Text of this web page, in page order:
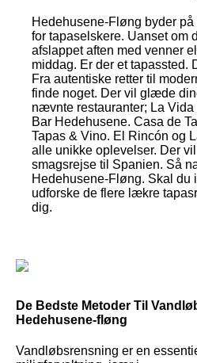
Hedehusene-Fløng byder
for tapaselskere. Uanset om
afslappet aften med venner
middag. Er der et tapassted.
Fra autentiske retter til
finde noget. Der vil glæde
nævnte restauranter; La Vida
Bar Hedehusene. Casa de
Tapas & Vino. El Rincón og
alle unikke oplevelser. Der
smagsrejse til Spanien. Så
Hedehusene-Fløng. Skal du
udforske de flere lækre
dig.
De Bedste Metoder Til
Hedehusene-fløng
Vandløbsrensning er en